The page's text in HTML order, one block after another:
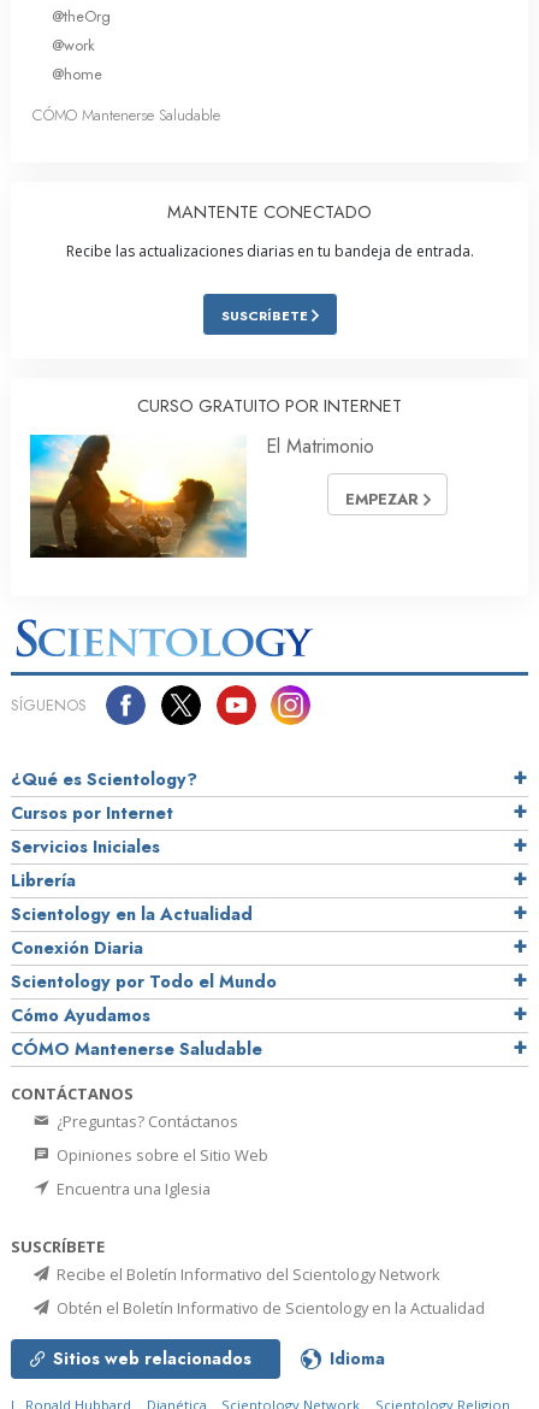
@theOrg
@work
@home
CÓMO Mantenerse Saludable
MANTENTE CONECTADO
Recibe las actualizaciones diarias en tu bandeja de entrada.
SUSCRÍBETE
CURSO GRATUITO POR INTERNET
El Matrimonio
EMPEZAR
SÍGUENOS
¿Qué es Scientology?
Cursos por Internet
Servicios Iniciales
Librería
Scientology en la Actualidad
Conexión Diaria
Scientology por Todo el Mundo
Cómo Ayudamos
CÓMO Mantenerse Saludable
CONTÁCTANOS
¿Preguntas? Contáctanos
Opiniones sobre el Sitio Web
Encuentra una Iglesia
SUSCRÍBETE
Recibe el Boletín Informativo del Scientology Network
Obtén el Boletín Informativo de Scientology en la Actualidad
Sitios web relacionados Idioma
L. Ronald Hubbard Dianética Scientology Network Scientology Religion